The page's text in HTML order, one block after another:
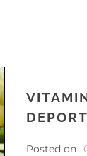
Posted on